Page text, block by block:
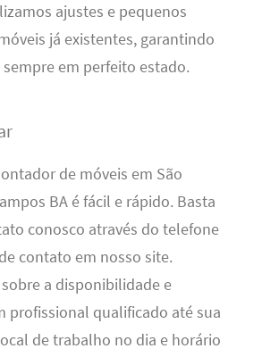
ajustes e pequenos
já existentes, garantindo
em perfeito estado.
de móveis em São
BA é fácil e rápido. Basta
conosco através do telefone
contato em nosso site.
a disponibilidade e
profissional qualificado até sua
de trabalho no dia e horário